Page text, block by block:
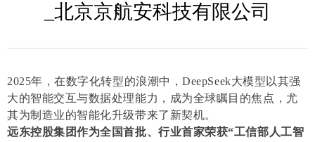
_北京京航安科技有限公司
2025年，在数字化转型的浪潮中，DeepSeek大模型以其强
大的智能交互与数据处理能力，成为全球瞩目的焦点，尤
其为制造业的智能化升级带来了新契机。
远东控股集团作为全国首批、行业首家荣获“工信部人工智